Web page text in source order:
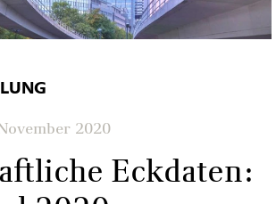
2020
Eckdaten: